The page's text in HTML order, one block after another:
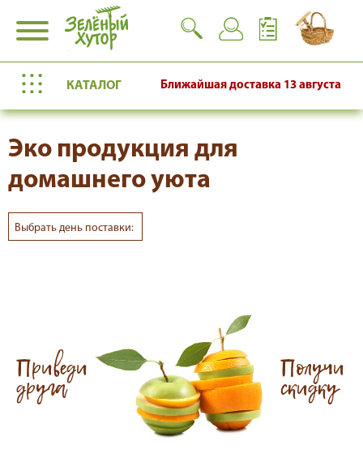
КАТАЛОГ Ближайшая доставка 13 августа
Эко продукция для
домашнего уюта
Выбрать день поставки:
Приведи
друга
Получи
скидку